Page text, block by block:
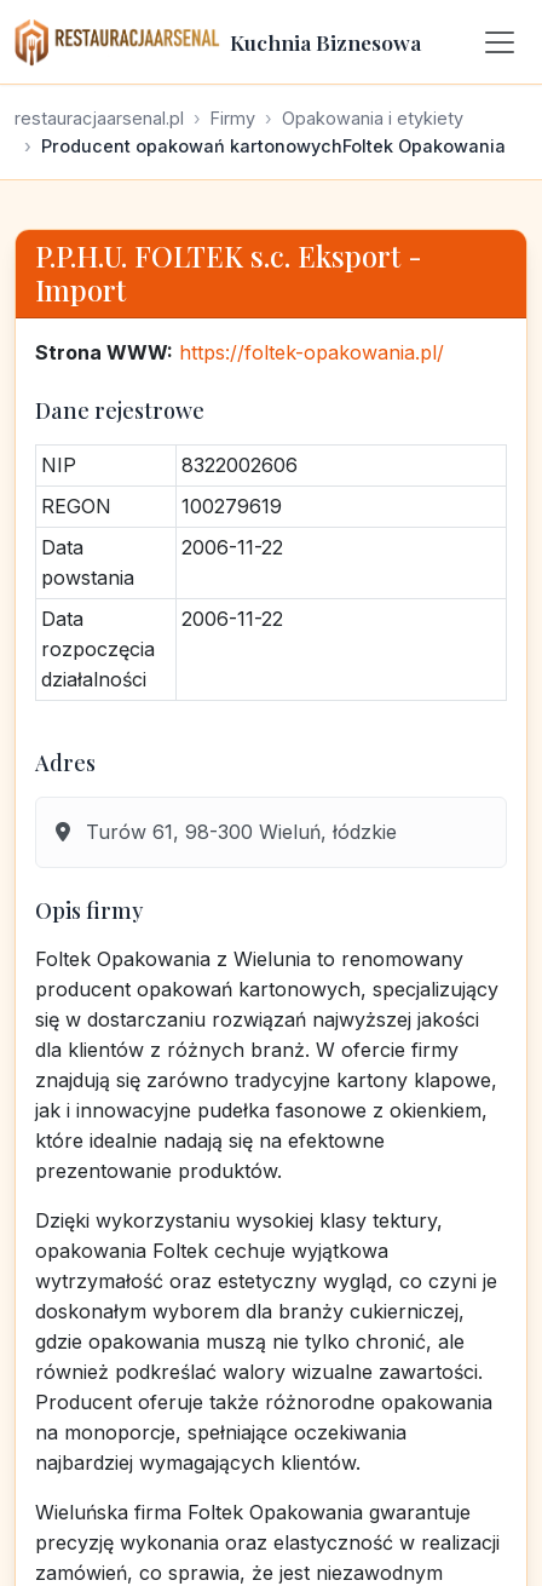
Kuchnia Biznesowa
restauracjaarsenal.pl Firmy
Opakowania i etykiety
Producent opakowań kartonowychFoltek Opakowania
P.P.H.U. FOLTEK s.c. Eksport -
Import
Strona WWW: https://foltek-opakowania.pl/
Dane rejestrowe
NIP
8322002606
REGON
100279619
Data
powstania
2006-11-22
Data
rozpoczęcia
działalności
2006-11-22
Adres
Turów 61, 98-300 Wieluń, łódzkie
Opis firmy
Foltek Opakowania z Wielunia to renomowany
producent opakowań kartonowych, specjalizujący
się w dostarczaniu rozwiązań najwyższej jakości
dla klientów z różnych branż. W ofercie firmy
znajdują się zarówno tradycyjne kartony klapowe,
jak i innowacyjne pudełka fasonowe z okienkiem,
które idealnie nadają się na efektowne
prezentowanie produktów.
Dzięki wykorzystaniu wysokiej klasy tektury,
opakowania Foltek cechuje wyjątkowa
wytrzymałość oraz estetyczny wygląd, co czyni je
doskonałym wyborem dla branży cukierniczej,
gdzie opakowania muszą nie tylko chronić, ale
również podkreślać walory wizualne zawartości.
Producent oferuje także różnorodne opakowania
na monoporcje, spełniające oczekiwania
najbardziej wymagających klientów.
Wieluńska firma Foltek Opakowania gwarantuje
precyzję wykonania oraz elastyczność w realizacji
zamówień, co sprawia, że jest niezawodnym